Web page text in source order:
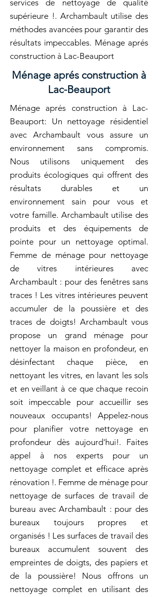
services de nettoyage de qualité
supérieure !. Archambault utilise des
méthodes avancées pour garantir des
résultats impeccables. Ménage aprés
construction à Lac-Beauport
Ménage aprés construction à
Lac-Beauport
Ménage aprés construction à Lac-
Beauport: Un nettoyage résidentiel
avec Archambault vous assure un
environnement sans compromis.
Nous utilisons uniquement des
produits écologiques qui offrent des
résultats durables et un
environnement sain pour vous et
votre famille. Archambault utilise des
produits et des équipements de
pointe pour un nettoyage optimal.
Femme de ménage pour nettoyage
de vitres intérieures avec
Archambault : pour des fenêtres sans
traces ! Les vitres intérieures peuvent
accumuler de la poussière et des
traces de doigts! Archambault vous
propose un grand ménage pour
nettoyer la maison en profondeur, en
désinfectant chaque pièce, en
nettoyant les vitres, en lavant les sols
et en veillant à ce que chaque recoin
soit impeccable pour accueillir ses
nouveaux occupants! Appelez-nous
pour planifier votre nettoyage en
profondeur dès aujourd'hui!. Faites
appel à nos experts pour un
nettoyage complet et efficace après
rénovation !. Femme de ménage pour
nettoyage de surfaces de travail de
bureau avec Archambault : pour des
bureaux toujours propres et
organisés ! Les surfaces de travail des
bureaux accumulent souvent des
empreintes de doigts, des papiers et
de la poussière! Nous offrons un
nettoyage complet en utilisant des